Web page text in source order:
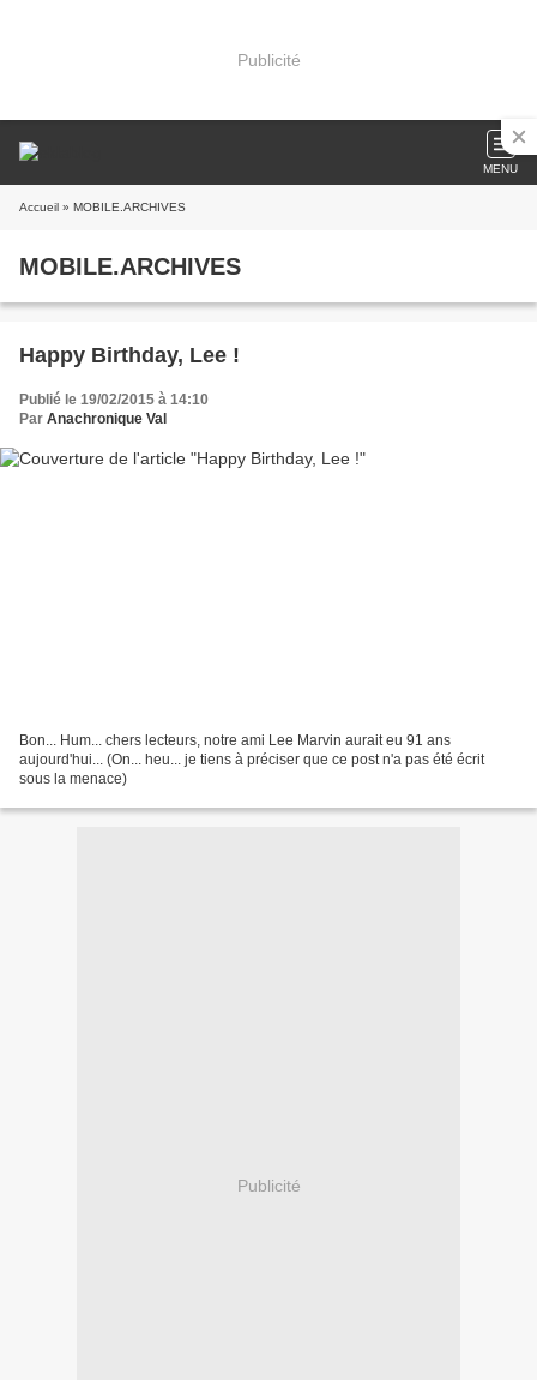
Publicité
MENU
Accueil » MOBILE.ARCHIVES
MOBILE.ARCHIVES
Happy Birthday, Lee !
Publié le 19/02/2015 à 14:10
Par Anachronique Val
Bon... Hum... chers lecteurs, notre ami Lee Marvin aurait eu 91 ans
aujourd'hui... (On... heu... je tiens à préciser que ce post n'a pas été écrit
sous la menace)
Publicité